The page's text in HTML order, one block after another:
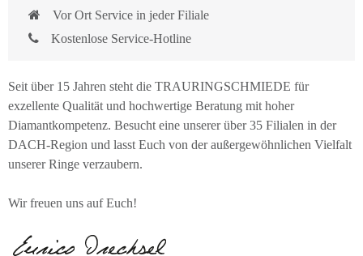
Vor Ort Service in jeder Filiale
Kostenlose Service-Hotline
Seit über 15 Jahren steht die TRAURINGSCHMIEDE für
exzellente Qualität und hochwertige Beratung mit hoher
Diamantkompetenz. Besucht eine unserer über 35 Filialen in der
DACH-Region und lasst Euch von der außergewöhnlichen Vielfalt
unserer Ringe verzaubern.
Wir freuen uns auf Euch!